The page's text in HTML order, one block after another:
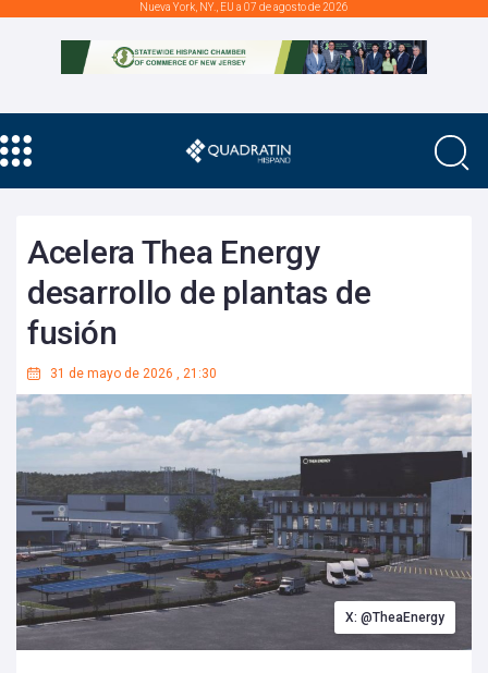
Nueva York, NY., EU a 07 de agosto de 2026
Acelera Thea Energy
desarrollo de plantas de
fusión
31 de mayo de 2026 , 21:30
X: @TheaEnergy